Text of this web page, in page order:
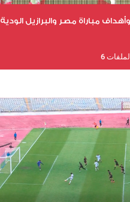
مباراة مصر والبرازيل الودية
6